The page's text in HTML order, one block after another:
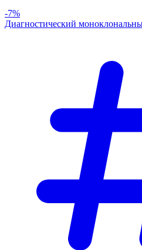
-7%
Диагностический